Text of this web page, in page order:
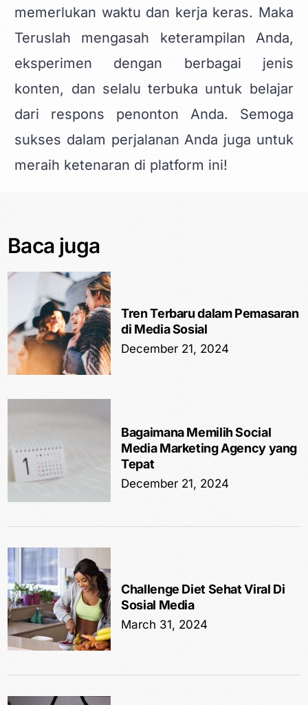
memerlukan waktu dan kerja keras. Maka
Teruslah mengasah keterampilan Anda,
eksperimen dengan berbagai jenis
konten, dan selalu terbuka untuk belajar
dari respons penonton Anda. Semoga
sukses dalam perjalanan Anda juga untuk
meraih ketenaran di platform ini!
Baca juga
Tren Terbaru dalam Pemasaran
di Media Sosial
December 21, 2024
Bagaimana Memilih Social
Media Marketing Agency yang
Tepat
December 21, 2024
Challenge Diet Sehat Viral Di
Sosial Media
March 31, 2024